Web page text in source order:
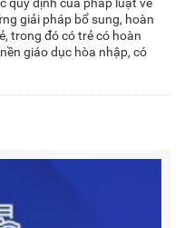
giải pháp bổ sung, hoàn
trong đó có trẻ có hoàn
giáo dục hòa nhập, có